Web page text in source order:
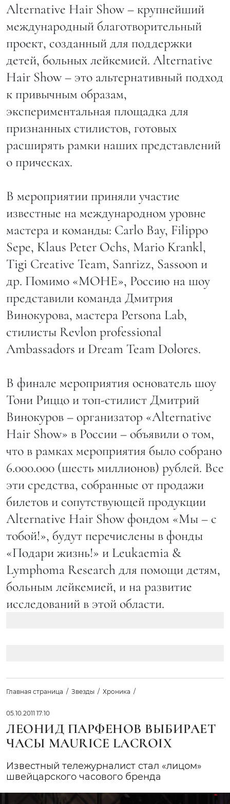
Alternative Hair Show – крупнейший
международный благотворительный
проект, созданный для поддержки
детей, больных лейкемией. Alternative
Hair Show – это альтернативный подход
к привычным образам,
экспериментальная площадка для
признанных стилистов, готовых
расширять рамки наших представлений
о прическах.
В мероприятии приняли участие
известные на международном уровне
мастера и команды: Carlo Bay, Filippo
Sepe, Klaus Peter Ochs, Mario Krankl,
Tigi Creative Team, Sanrizz, Sassoon и
др. Помимо «МОНЕ», Россию на шоу
представили команда Дмитрия
Винокурова, мастера Persona Lab,
стилисты Revlon professional
Ambassadors и Dream Team Dolores.
В финале мероприятия основатель шоу
Тони Риццо и топ-стилист Дмитрий
Винокуров – организатор «Alternative
Hair Show» в России – объявили о том,
что в рамках мероприятия было собрано
6.000.000 (шесть миллионов) рублей. Все
эти средства, собранные от продажи
билетов и сопутствующей продукции
Alternative Hair Show фондом «Мы – с
тобой!», будут перечислены в фонды
«Подари жизнь!» и Leukaemia &
Lymphoma Research для помощи детям,
больным лейкемией, и на развитие
исследований в этой области.
Главная страница Звезды Хроника
05.10.2011 17:10
ЛЕОНИД ПАРФЕНОВ ВЫБИРАЕТ
ЧАСЫ MAURICE LACROIX
Известный тележурналист стал «лицом»
швейцарского часового бренда